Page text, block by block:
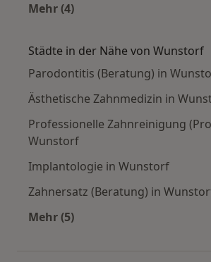
Mehr (4)
Städte in der Nähe von Wunstorf
Parodontitis (Beratung) in
Ästhetische Zahnmedizin in
Professionelle Zahnreinigung
Wunstorf
Implantologie in Wunstorf
Zahnersatz (Beratung) in
Mehr (5)